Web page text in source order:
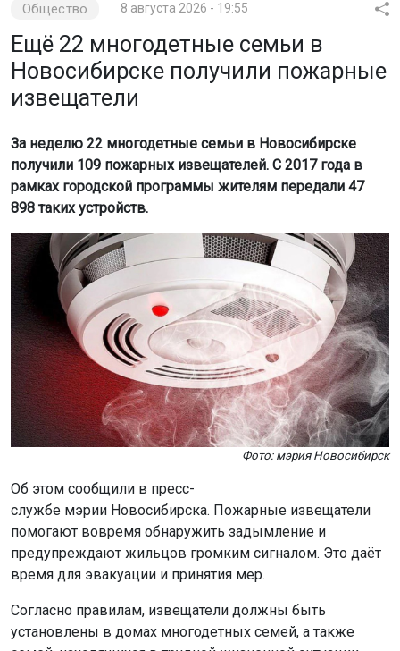
Общество 8 августа 2026 - 19:55
Ещё 22 многодетные семьи в
Новосибирске получили пожарные
извещатели
За неделю 22 многодетные семьи в Новосибирске
получили 109 пожарных извещателей. С 2017 года в
рамках городской программы жителям передали 47
898 таких устройств.
Фото: мэрия Новосибирск
Об этом сообщили в пресс-
службе мэрии Новосибирска. Пожарные извещатели
помогают вовремя обнаружить задымление и
предупреждают жильцов громким сигналом. Это даёт
время для эвакуации и принятия мер.
Согласно правилам, извещатели должны быть
установлены в домах многодетных семей, а также